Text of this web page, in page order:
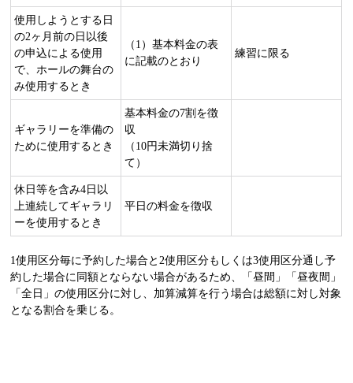
使用しようとする日
の2ヶ月前の日以後
の申込による使用
で、ホールの舞台の
み使用するとき
（1）基本料金の表
に記載のとおり
練習に限る
ギャラリーを準備の
ために使用するとき
基本料金の7割を徴
収
（10円未満切り捨
て）
休日等を含み4日以
上連続してギャラリ
ーを使用するとき
平日の料金を徴収
1使用区分毎に予約した場合と2使用区分もしくは3使用区分通し予
約した場合に同額とならない場合があるため、「昼間」「昼夜間」
「全日」の使用区分に対し、加算減算を行う場合は総額に対し対象
となる割合を乗じる。